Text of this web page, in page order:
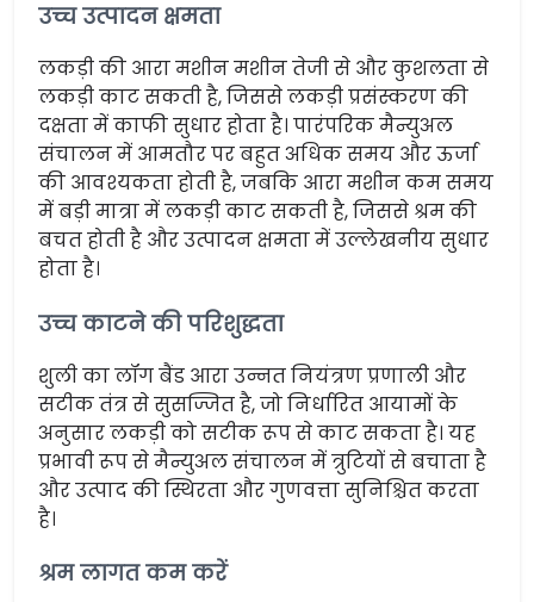
उच्च उत्पादन क्षमता
लकड़ी की आरा मशीन मशीन तेजी से और कुशलता से
लकड़ी काट सकती है, जिससे लकड़ी प्रसंस्करण की
दक्षता में काफी सुधार होता है। पारंपरिक मैन्युअल
संचालन में आमतौर पर बहुत अधिक समय और ऊर्जा
की आवश्यकता होती है, जबकि आरा मशीन कम समय
में बड़ी मात्रा में लकड़ी काट सकती है, जिससे श्रम की
बचत होती है और उत्पादन क्षमता में उल्लेखनीय सुधार
होता है।
उच्च काटने की परिशुद्धता
शुली का लॉग बैंड आरा उन्नत नियंत्रण प्रणाली और
सटीक तंत्र से सुसज्जित है, जो निर्धारित आयामों के
अनुसार लकड़ी को सटीक रूप से काट सकता है। यह
प्रभावी रूप से मैन्युअल संचालन में त्रुटियों से बचाता है
और उत्पाद की स्थिरता और गुणवत्ता सुनिश्चित करता
है।
श्रम लागत कम करें